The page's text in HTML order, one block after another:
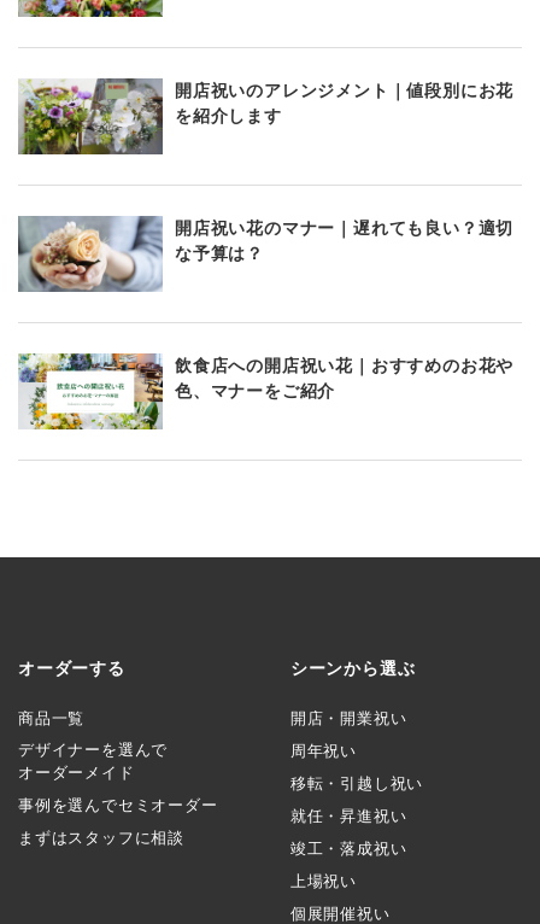
開店祝いのアレンジメント｜値段別にお花
を紹介します
開店祝い花のマナー｜遅れても良い？適切
な予算は？
飲食店への開店祝い花｜おすすめのお花や
色、マナーをご紹介
オーダーする
商品一覧
デザイナーを選んで
オーダーメイド
事例を選んでセミオーダー
まずはスタッフに相談
シーンから選ぶ
開店・開業祝い
周年祝い
移転・引越し祝い
就任・昇進祝い
竣工・落成祝い
上場祝い
個展開催祝い